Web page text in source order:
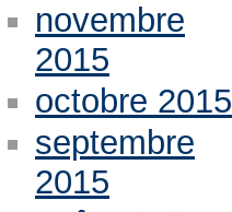
novembre
2015
octobre 2015
septembre
2015